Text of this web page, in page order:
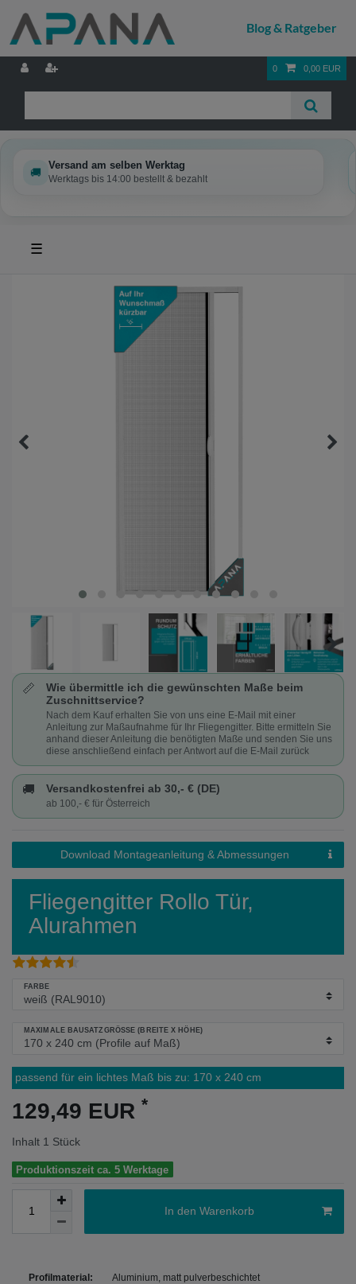
0 0,00 EUR
🚚
Versand am selben Werktag
Werktags bis 14:00 bestellt & bezahlt
☰
📏
Wie übermittle ich die gewünschten Maße beim
Zuschnittservice?
Nach dem Kauf erhalten Sie von uns eine E-Mail mit einer
Anleitung zur Maßaufnahme für Ihr Fliegengitter. Bitte ermitteln Sie
anhand dieser Anleitung die benötigten Maße und senden Sie uns
diese anschließend einfach per Antwort auf die E-Mail zurück
🚚 Versandkostenfrei ab 30,- € (DE)
ab 100,- € für Österreich
Download Montageanleitung & Abmessungen
Fliegengitter Rollo Tür,
Alurahmen
FARBE
MAXIMALE BAUSATZGRÖSSE (BREITE X HÖHE)
passend für ein lichtes Maß bis zu: 170x 240cm
129,49 EUR *
Inhalt 1 Stück
Produktionszeit ca. 5 Werktage
In den Warenkorb
Profilmaterial: Aluminium, matt pulverbeschichtet